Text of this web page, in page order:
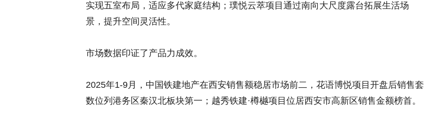
实现五室布局，适应多代家庭结构；璞悦云萃项目通过南向大尺度露台拓展生活场
景，提升空间灵活性。
市场数据印证了产品力成效。
2025年1-9月，中国铁建地产在西安销售额稳居市场前二，花语博悦项目开盘后销售套
数位列港务区秦汉北板块第一；越秀铁建·樽樾项目位居西安市高新区销售金额榜首。